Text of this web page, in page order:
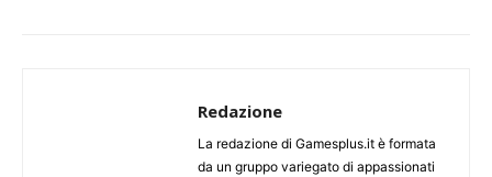
Redazione
La redazione di Gamesplus.it è formata
da un gruppo variegato di appassionati